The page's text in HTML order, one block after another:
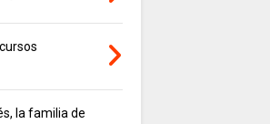
la familia de